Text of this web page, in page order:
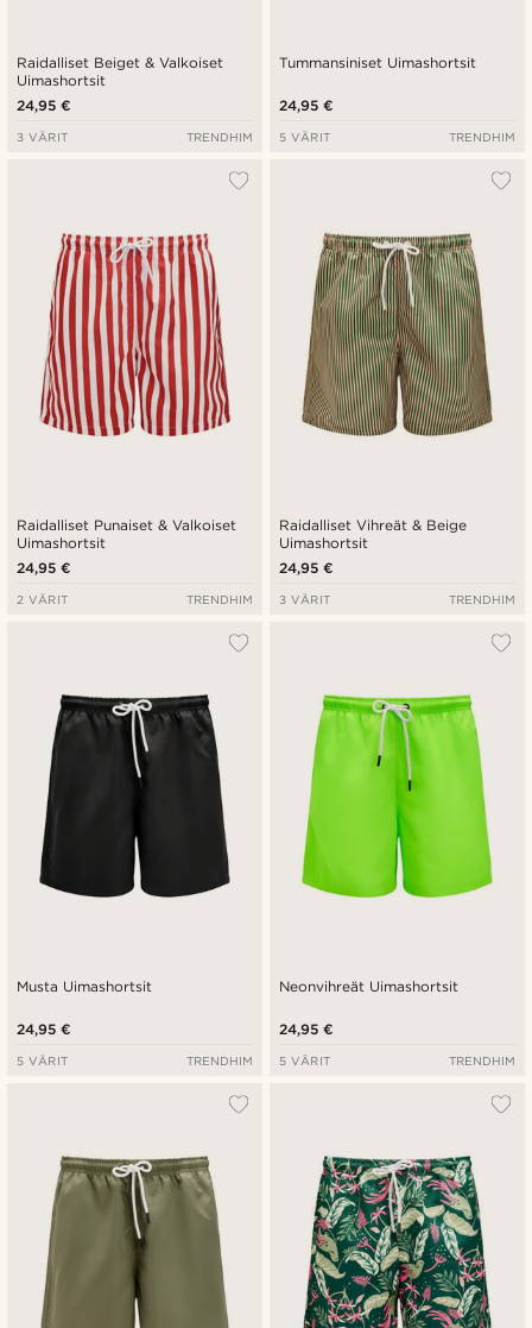
Raidalliset Beiget & Valkoiset
Uimashortsit
24,95 €
3 VÄRIT TRENDHIM
Tummansiniset Uimashortsit
24,95 €
5 VÄRIT TRENDHIM
Raidalliset Punaiset & Valkoiset
Uimashortsit
24,95 €
2 VÄRIT TRENDHIM
Raidalliset Vihreät & Beige
Uimashortsit
24,95 €
3 VÄRIT TRENDHIM
Musta Uimashortsit
24,95 €
5 VÄRIT TRENDHIM
Neonvihreät Uimashortsit
24,95 €
5 VÄRIT TRENDHIM